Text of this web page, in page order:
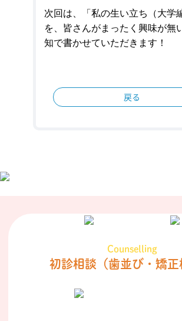
次回は、「私の生い立ち（大学
を、皆さんがまったく興味が無
知で書かせていただきます！
戻る
Counselling
初診相談 （歯並び・矯正